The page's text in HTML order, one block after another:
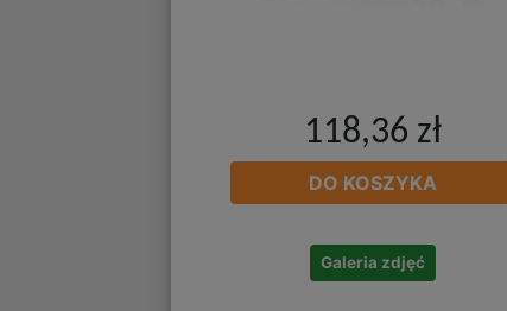
118,36 zł
DO KOSZYKA
Galeria zdjęć